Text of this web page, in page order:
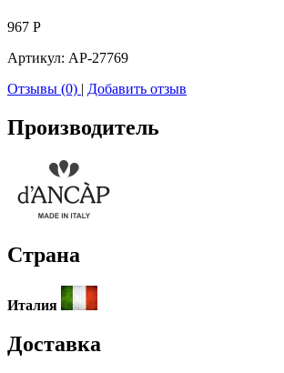
967 Р
Артикул: AP-27769
Отзывы (0) | Добавить отзыв
Производитель
Страна
Италия
Доставка